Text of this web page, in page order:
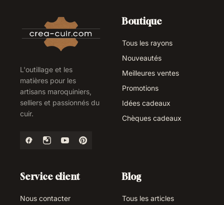
L'outillage et les
matières pour les
artisans maroquiniers,
selliers et passionnés du
cuir.
Boutique
Tous les rayons
Nouveautés
Meilleures ventes
Promotions
Idées cadeaux
Chèques cadeaux
Service client
Nous contacter
Blog
Tous les articles